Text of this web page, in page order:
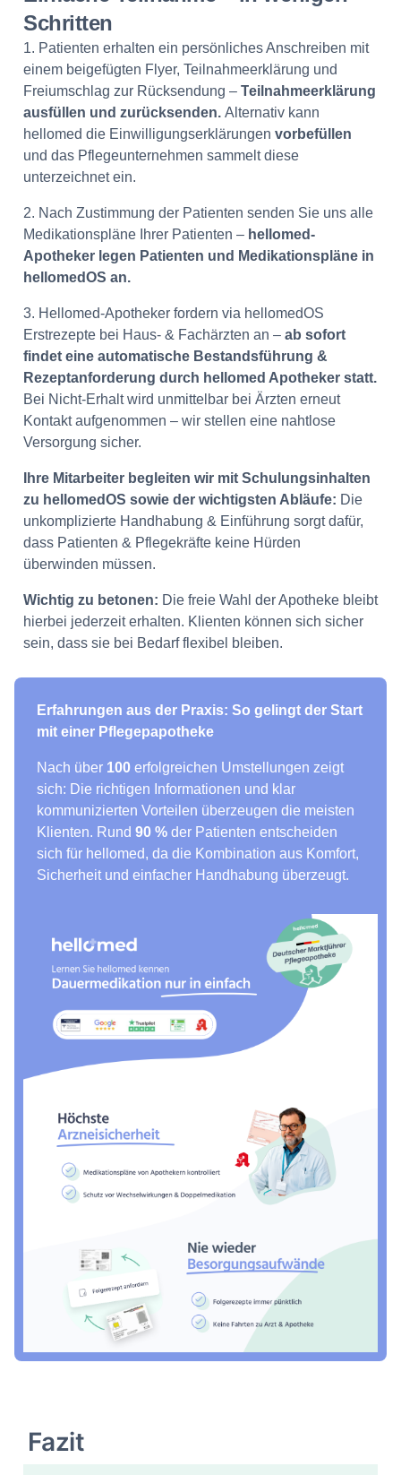
Schritten
1. Patienten erhalten ein persönliches Anschreiben mit
einem beigefügten Flyer, Teilnahmeerklärung und
Freiumschlag zur Rücksendung – Teilnahmeerklärung
ausfüllen und zurücksenden. Alternativ kann
hellomed die Einwilligungserklärungen vorbefüllen
und das Pflegeunternehmen sammelt diese
unterzeichnet ein.
2. Nach Zustimmung der Patienten senden Sie uns alle
Medikationspläne Ihrer Patienten – hellomed-
Apotheker legen Patienten und Medikationspläne in
hellomedOS an.
3. Hellomed-Apotheker fordern via hellomedOS
Erstrezepte bei Haus- & Fachärzten an – ab sofort
findet eine automatische Bestandsführung &
Rezeptanforderung durch hellomed Apotheker statt.
Bei Nicht-Erhalt wird unmittelbar bei Ärzten erneut
Kontakt aufgenommen – wir stellen eine nahtlose
Versorgung sicher.
Ihre Mitarbeiter begleiten wir mit Schulungsinhalten
zu hellomedOS sowie der wichtigsten Abläufe: Die
unkomplizierte Handhabung & Einführung sorgt dafür,
dass Patienten & Pflegekräfte keine Hürden
überwinden müssen.
Wichtig zu betonen: Die freie Wahl der Apotheke bleibt
hierbei jederzeit erhalten. Klienten können sich sicher
sein, dass sie bei Bedarf flexibel bleiben.
Erfahrungen aus der Praxis: So gelingt der Start
mit einer Pflegepapotheke
Nach über 100 erfolgreichen Umstellungen zeigt
sich: Die richtigen Informationen und klar
kommunizierten Vorteilen überzeugen die meisten
Klienten. Rund 90 % der Patienten entscheiden
sich für hellomed, da die Kombination aus Komfort,
Sicherheit und einfacher Handhabung überzeugt.
Fazit